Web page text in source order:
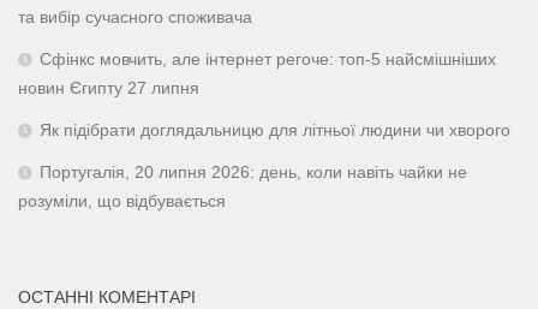
та вибір сучасного споживача
Сфінкс мовчить, але інтернет регоче: топ-5 найсмішніших
новин Єгипту 27 липня
Як підібрати доглядальницю для літньої людини чи хворого
Португалія, 20 липня 2026: день, коли навіть чайки не
розуміли, що відбувається
ОСТАННІ КОМЕНТАРІ